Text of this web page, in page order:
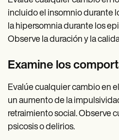
incluido el insomnio durante
la hipersomnia durante los
Observe la duración y la
Examine los
Evalúe cualquier cambio en
un aumento de la
retraimiento social. Observe
psicosis o delirios.